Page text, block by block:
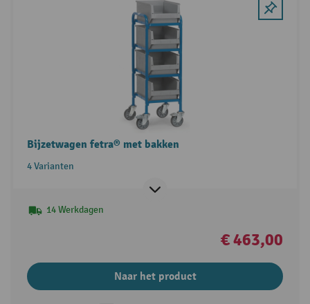
Bijzetwagen fetra® met bakken
4 Varianten
14 Werkdagen
€ 463,00
Naar het product